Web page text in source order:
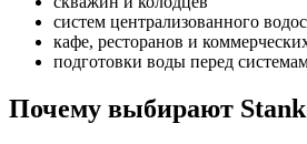
систем централизованного
кафе, ресторанов и
подготовки воды перед
Почему выбирают